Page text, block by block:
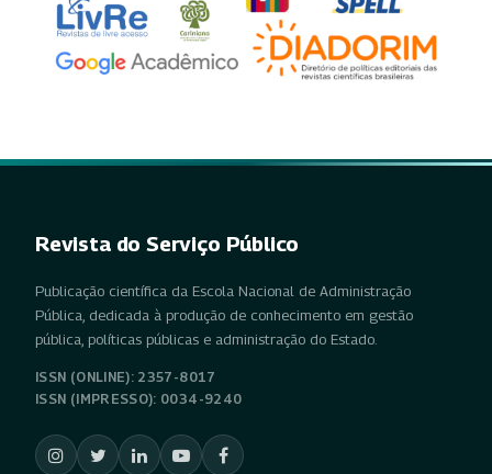
Revista do Serviço Público
Publicação científica da Escola Nacional de Administração
Pública, dedicada à produção de conhecimento em gestão
pública, políticas públicas e administração do Estado.
ISSN (ONLINE): 2357-8017
ISSN (IMPRESSO): 0034-9240